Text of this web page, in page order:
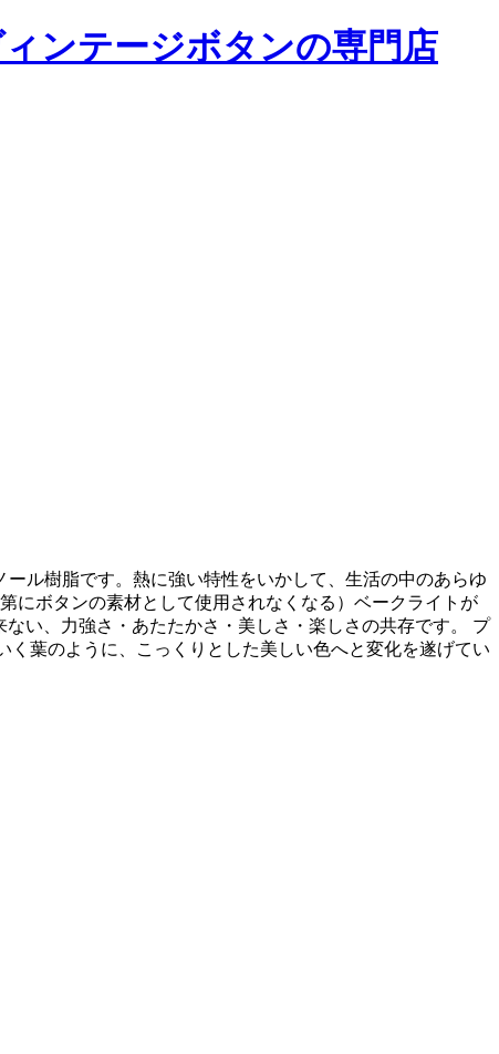
ル樹脂です。熱に強い特性をいかして、生活の中のあらゆ
にボタンの素材として使用されなくなる）ベークライトが
い、力強さ・あたたかさ・美しさ・楽しさの共存です。 プ
葉のように、こっくりとした美しい色へと変化を遂げてい